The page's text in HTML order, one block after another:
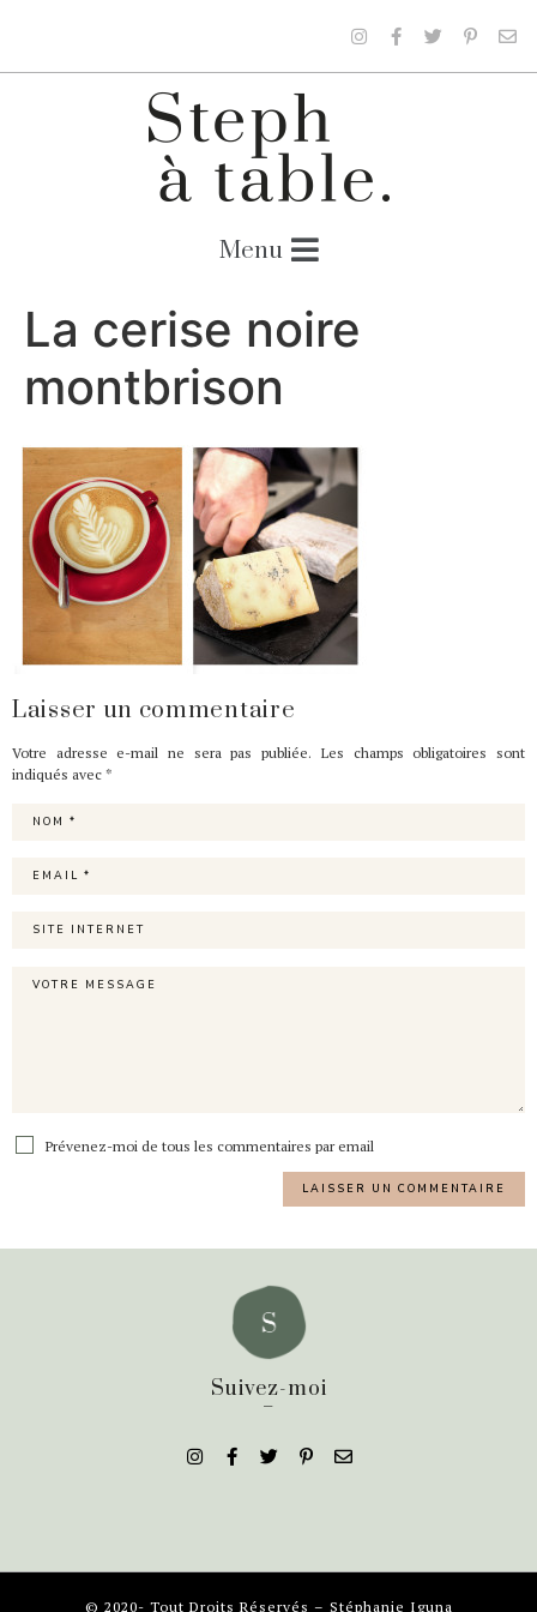
La cerise noire
montbrison
Laisser un commentaire
Votre adresse e-mail ne sera pas publiée. Les champs obligatoires sont
indiqués avec *
Prévenez-moi de tous les commentaires par email
Suivez-moi
_
© 2020- Tout Droits Réservés – Stéphanie Iguna